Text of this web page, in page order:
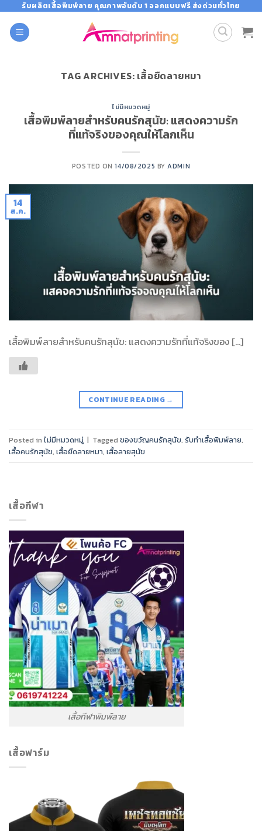
content
รับผลิตเสื้อพิมพ์ลาย คุณภาพอันดับ 1 ออกแบบฟรี ส่งด่วนทั่วไทย
TAG ARCHIVES: เสื้อยืดลายหมา
ไม่มีหมวดหมู่
เสื้อพิมพ์ลายสำหรับคนรักสุนัข: แสดงความรัก
ที่แท้จริงของคุณให้โลกเห็น
POSTED ON14/08/2025 BYADMIN
14
ส.ค.
เสื้อพิมพ์ลายสำหรับคนรักสุนัข: แสดงความรักที่แท้จริงของ […]
CONTINUE READING →
Posted in ไม่มีหมวดหมู่ | Tagged ของขวัญคนรักสุนัข, รับทำเสื้อพิมพ์ลาย,
เสื้อคนรักสุนัข, เสื้อยืดลายหมา, เสื้อลายสุนัข
เสื้อกีฬา
เสื้อกีฬาพิมพ์ลาย
เสื้อฟาร์ม